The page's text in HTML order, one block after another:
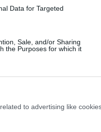
Data for Targeted
Sale, and/or Sharing
the Purposes for which it
to advertising like
Nord britannica
tensioni
del Nord.
una
di